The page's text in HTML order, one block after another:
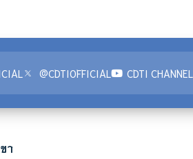
@CDTIOFFICIAL CDTI CHANNEL
า